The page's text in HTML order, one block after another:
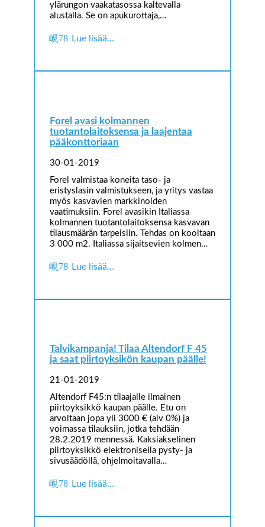
ylärungon vaakatasossa kaltevalla
alustalla. Se on apukurottaja,…
Lue lisää…
Forel avasi kolmannen
tuotantolaitoksensa ja laajentaa
pääkonttoriaan
30-01-2019
Forel valmistaa koneita taso- ja
eristyslasin valmistukseen, ja yritys vastaa
myös kasvavien markkinoiden
vaatimuksiin. Forel avasikin Italiassa
kolmannen tuotantolaitoksensa kasvavan
tilausmäärän tarpeisiin. Tehdas on kooltaan
3 000 m2. Italiassa sijaitsevien kolmen…
Lue lisää…
Talvikampanja! Tilaa Altendorf F 45
ja saat piirtoyksikön kaupan päälle!
21-01-2019
Altendorf F45:n tilaajalle ilmainen
piirtoyksikkö kaupan päälle. Etu on
arvoltaan jopa yli 3000 € (alv 0%) ja
voimassa tilauksiin, jotka tehdään
28.2.2019 mennessä. Kaksiakselinen
piirtoyksikkö elektronisella pysty- ja
sivusäädöllä, ohjelmoitavalla…
Lue lisää…